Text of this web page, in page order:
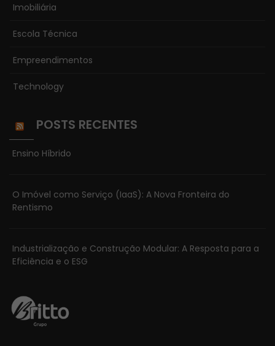
Imobiliária
Escola Técnica
Empreendimentos
Technology
POSTS RECENTES
Ensino Híbrido
O Imóvel como Serviço (IaaS): A Nova Fronteira do
Rentismo
Industrialização e Construção Modular: A Resposta para a
Eficiência e o ESG